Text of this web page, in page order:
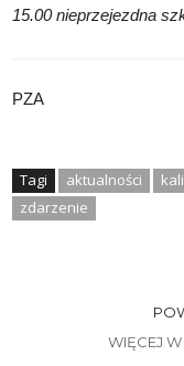
15.00 nieprzejezdna
PZA
Tagi aktualności
zdarzenie
WIĘCEJ